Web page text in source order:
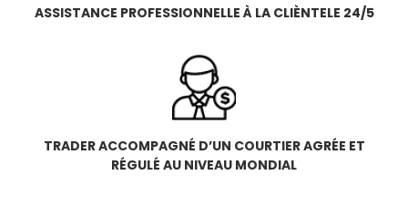
ASSISTANCE PROFESSIONNELLE À LA CLIÈNTELE 24/5
TRADER ACCOMPAGNÉ D’UN COURTIER AGRÉE ET
RÉGULÉ AU NIVEAU MONDIAL